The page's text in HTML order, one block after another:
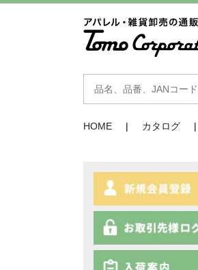
HOME カタログ